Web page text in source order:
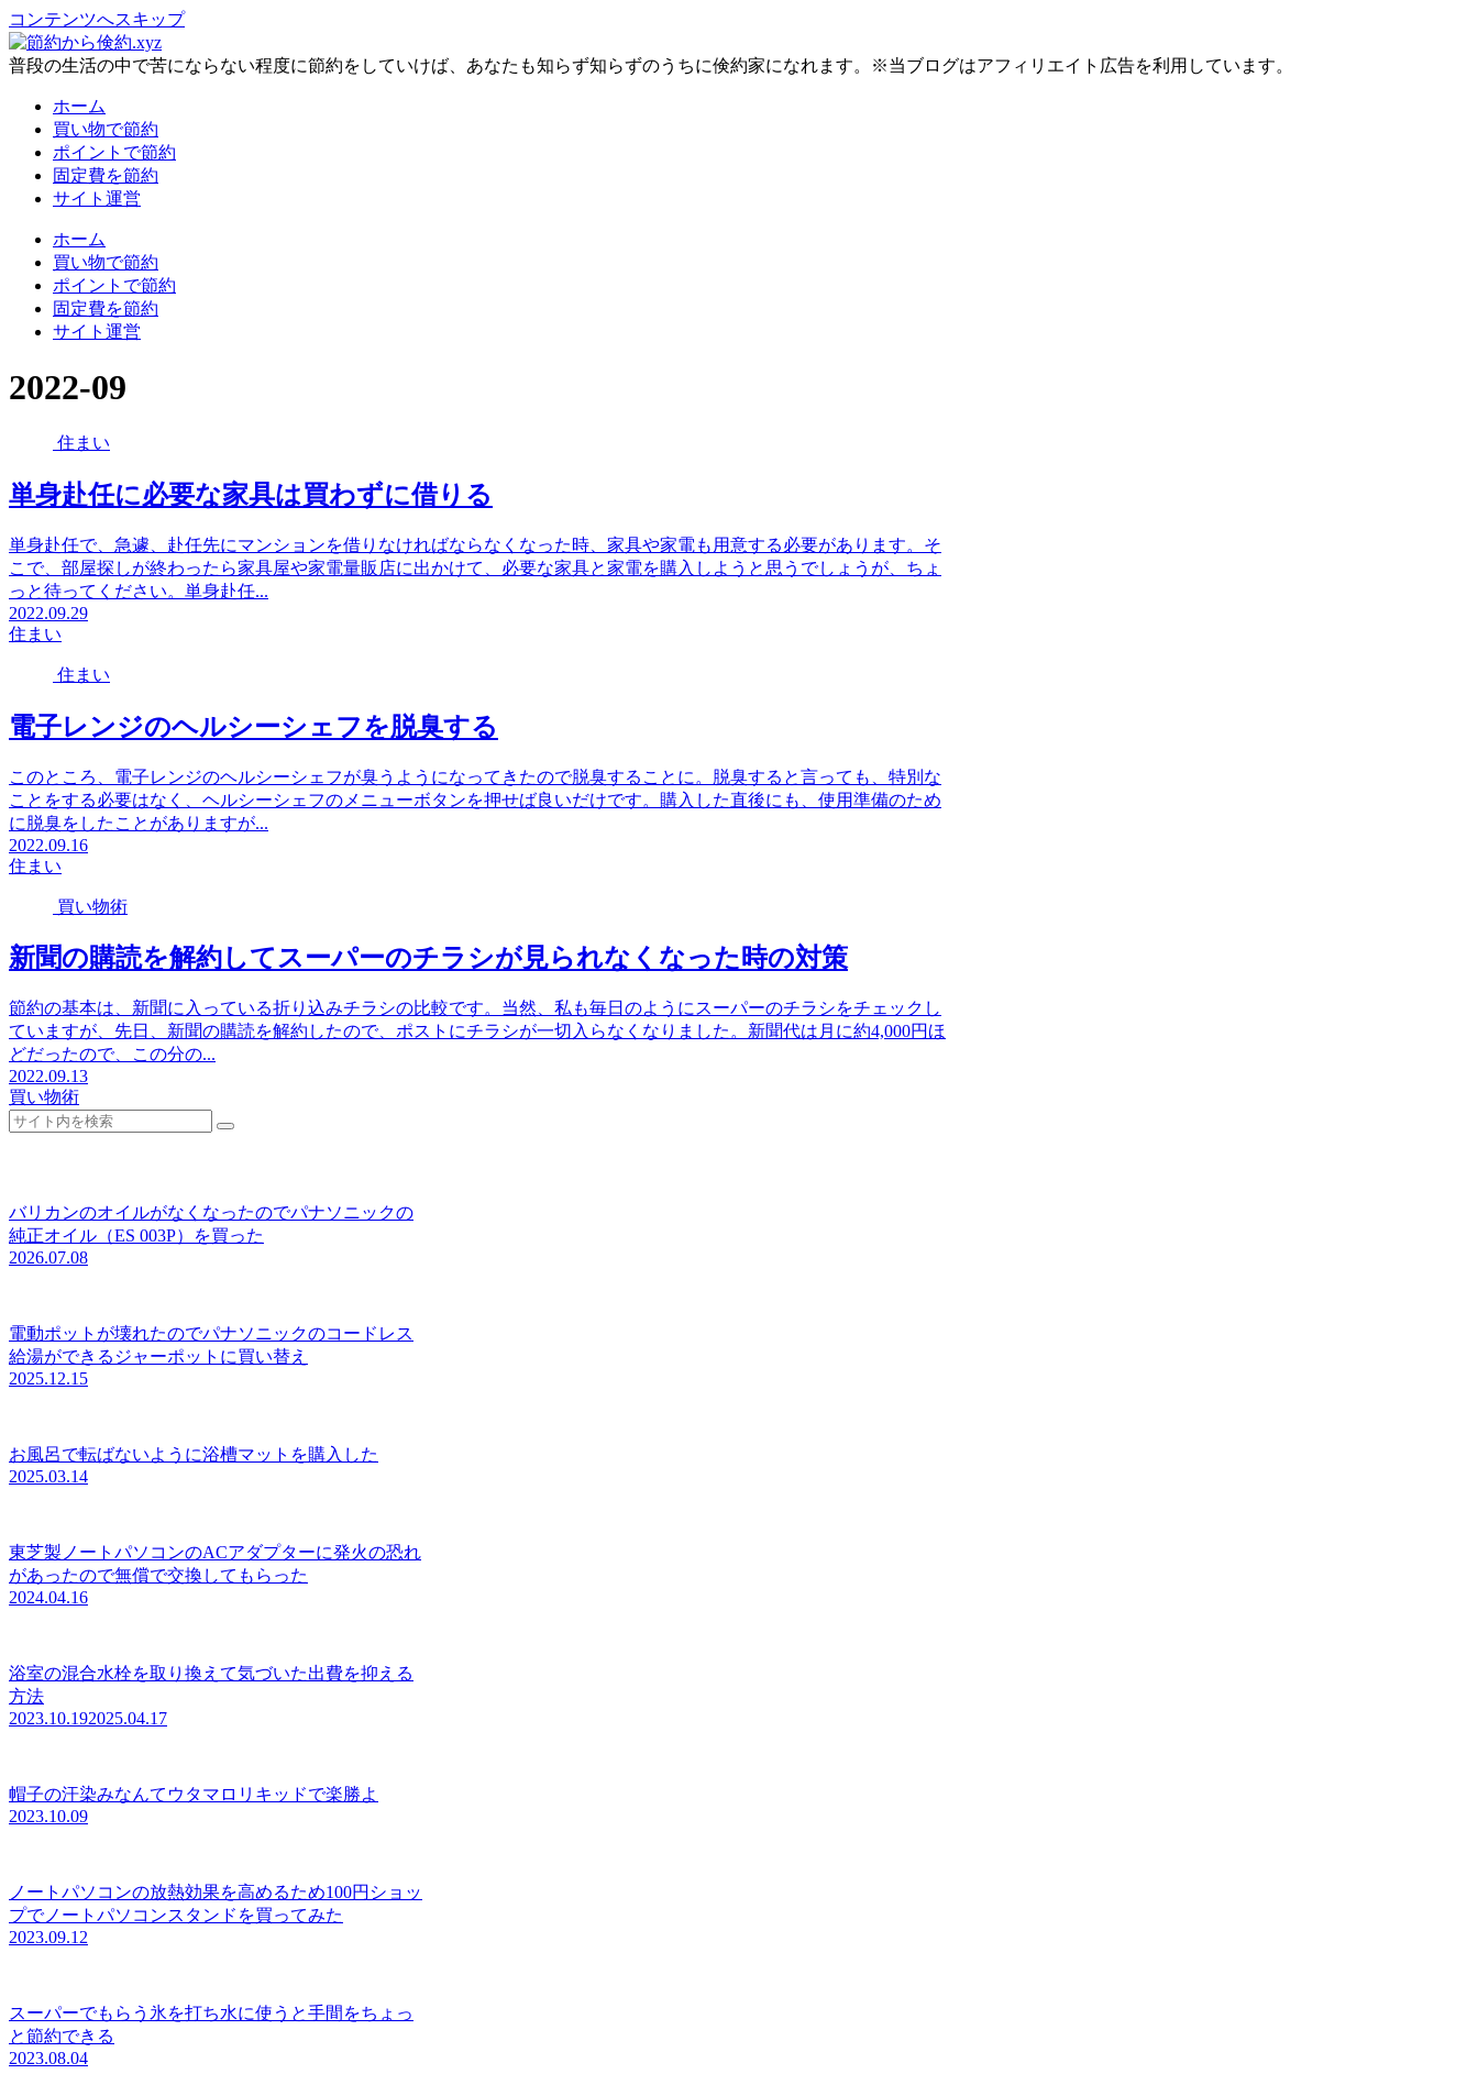
コンテンツへスキップ
普段の生活の中で苦にならない程度に節約をしていけば、あなたも知らず知らずのうちに倹約家になれます。※当ブログはアフィリエイト広告を利用しています。
ホーム
買い物で節約
ポイントで節約
固定費を節約
サイト運営
ホーム
買い物で節約
ポイントで節約
固定費を節約
サイト運営
2022-09
住まい
単身赴任に必要な家具は買わずに借りる
単身赴任で、急遽、赴任先にマンションを借りなければならなくなった時、家具や家電も用意する必要があります。そ
こで、部屋探しが終わったら家具屋や家電量販店に出かけて、必要な家具と家電を購入しようと思うでしょうが、ちょ
っと待ってください。単身赴任...
2022.09.29
住まい
住まい
電子レンジのヘルシーシェフを脱臭する
このところ、電子レンジのヘルシーシェフが臭うようになってきたので脱臭することに。脱臭すると言っても、特別な
ことをする必要はなく、ヘルシーシェフのメニューボタンを押せば良いだけです。購入した直後にも、使用準備のため
に脱臭をしたことがありますが...
2022.09.16
住まい
買い物術
新聞の購読を解約してスーパーのチラシが見られなくなった時の対策
節約の基本は、新聞に入っている折り込みチラシの比較です。当然、私も毎日のようにスーパーのチラシをチェックし
ていますが、先日、新聞の購読を解約したので、ポストにチラシが一切入らなくなりました。新聞代は月に約4,000円ほ
どだったので、この分の...
2022.09.13
買い物術
バリカンのオイルがなくなったのでパナソニックの
純正オイル（ES 003P）を買った
2026.07.08
電動ポットが壊れたのでパナソニックのコードレス
給湯ができるジャーポットに買い替え
2025.12.15
お風呂で転ばないように浴槽マットを購入した
2025.03.14
東芝製ノートパソコンのACアダプターに発火の恐れ
があったので無償で交換してもらった
2024.04.16
浴室の混合水栓を取り換えて気づいた出費を抑える
方法
2023.10.192025.04.17
帽子の汗染みなんてウタマロリキッドで楽勝よ
2023.10.09
ノートパソコンの放熱効果を高めるため100円ショッ
プでノートパソコンスタンドを買ってみた
2023.09.12
スーパーでもらう氷を打ち水に使うと手間をちょっ
と節約できる
2023.08.04